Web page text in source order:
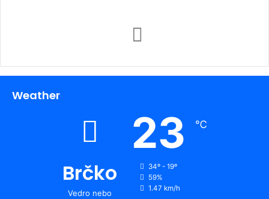
Weather
Brčko
Vedro nebo
23 ℃
34º - 19º
59%
1.47 km/h